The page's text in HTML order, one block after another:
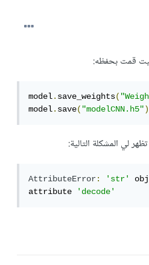
قمت بحفظه:
model.save_weights(
model.save("modelCNN.h5")
لي المشكلة التالية:
AttributeError: 'str'
attribute 'decode'